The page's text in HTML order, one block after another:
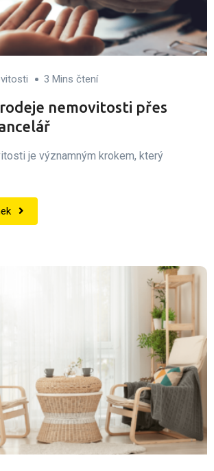
3 Mins čtení
nemovitosti přes
je významným krokem, který